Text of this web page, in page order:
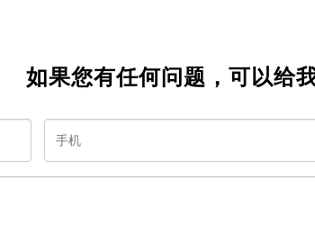
如果您有任何问题，可以给